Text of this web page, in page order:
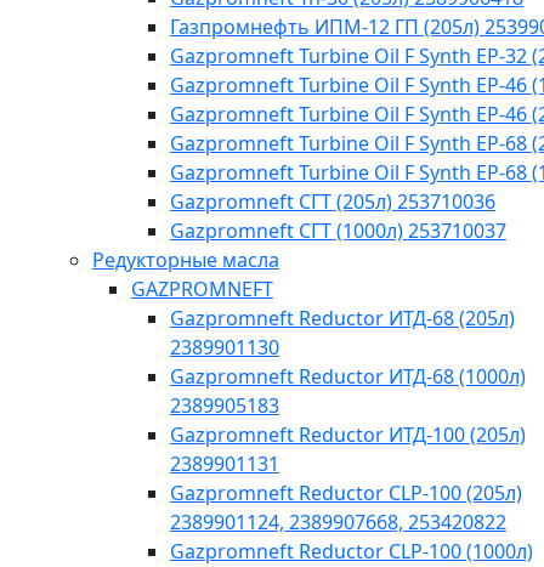
Газпромнефть ИПМ-12 ГП (205л)
Gazpromneft Turbine Oil F Synth EP-32
Gazpromneft Turbine Oil F Synth EP-46
Gazpromneft Turbine Oil F Synth EP-46
Gazpromneft Turbine Oil F Synth EP-68
Gazpromneft Turbine Oil F Synth EP-68
Gazpromneft СГТ (205л) 253710036
Gazpromneft СГТ (1000л) 253710037
Редукторные масла
GAZPROMNEFT
Gazpromneft Reductor ИТД-68 (205л)
2389901130
Gazpromneft Reductor ИТД-68 (1000л)
2389905183
Gazpromneft Reductor ИТД-100 (205л)
2389901131
Gazpromneft Reductor CLP-100 (205л)
2389901124, 2389907668, 253420822
Gazpromneft Reductor CLP-100 (1000л)